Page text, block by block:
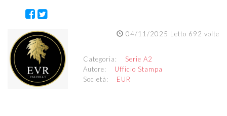
04/11/2025 Letto 692 volte
Categoria: Serie A2
Autore: Ufficio Stampa
Società: EUR